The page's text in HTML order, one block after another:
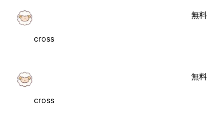
cross
無料
cross
無料